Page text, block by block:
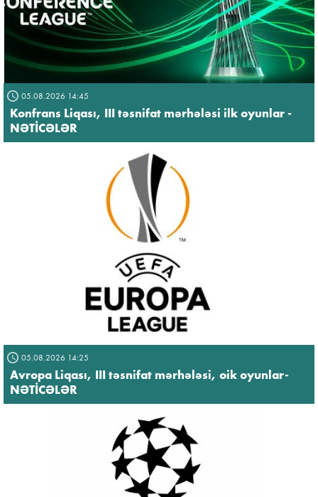
05.08.2026 14:45
Konfrans Liqası, III təsnifat mərhələsi ilk oyunlar -
NƏTİCƏLƏR
05.08.2026 14:25
Avropa Liqası, III təsnifat mərhələsi, oik oyunlar-
NƏTİCƏLƏR